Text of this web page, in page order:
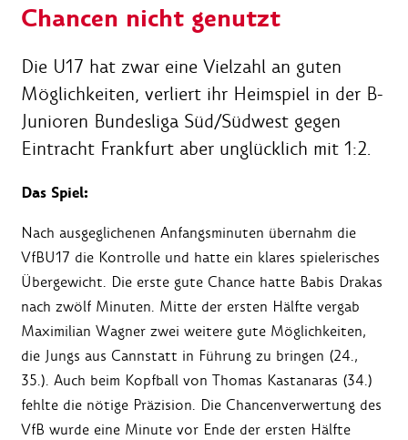
Chancen nicht genutzt
Die U17 hat zwar eine Vielzahl an guten
Möglichkeiten, verliert ihr Heimspiel in der B-
Junioren Bundesliga Süd/Südwest gegen
Eintracht Frankfurt aber unglücklich mit 1:2.
Das Spiel:
Nach ausgeglichenen Anfangsminuten übernahm die
VfBU17 die Kontrolle und hatte ein klares spielerisches
Übergewicht. Die erste gute Chance hatte Babis Drakas
nach zwölf Minuten. Mitte der ersten Hälfte vergab
Maximilian Wagner zwei weitere gute Möglichkeiten,
die Jungs aus Cannstatt in Führung zu bringen (24.,
35.). Auch beim Kopfball von Thomas Kastanaras (34.)
fehlte die nötige Präzision. Die Chancenverwertung des
VfB wurde eine Minute vor Ende der ersten Hälfte